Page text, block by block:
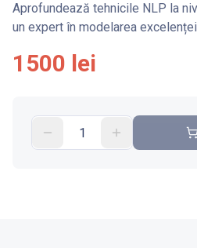
Aprofundează tehnicile NLP la
un expert în modelarea
1500 lei